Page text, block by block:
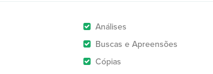
Análises
Buscas e Apreensões
Cópias